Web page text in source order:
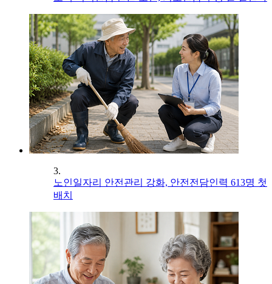
3.
노인일자리 안전관리 강화, 안전전담인력 613명 첫
배치